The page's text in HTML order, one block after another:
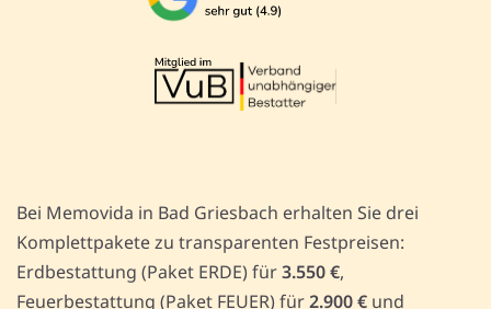
Bei Memovida in Bad Griesbach erhalten Sie drei
Komplettpakete zu transparenten Festpreisen:
Erdbestattung (Paket ERDE) für3.550 €,
Feuerbestattung (Paket FEUER) für2.900 € und